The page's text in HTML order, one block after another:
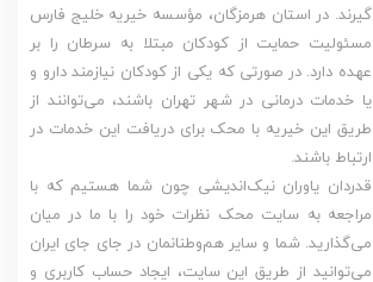
گیرند. در استان هرمزگان، مؤسسه خیریه خلیج فارس
مسئولیت حمایت از کودکان مبتلا به سرطان را بر
عهده دارد. در صورتی که یکی از کودکان نیازمند دارو و
یا خدمات درمانی در شهر تهران باشند، می‌توانند از
طریق این خیریه با محک برای دریافت این خدمات در
ارتباط باشند.
قدردان یاوران نیک‌اندیشی چون شما هستیم که با
مراجعه به سایت محک نظرات خود را با ما در میان
می‌گذارید. شما و سایر هم‌وطنانمان در جای جای ایران
می‌توانید از طریق این سایت، ایجاد حساب کاربری و